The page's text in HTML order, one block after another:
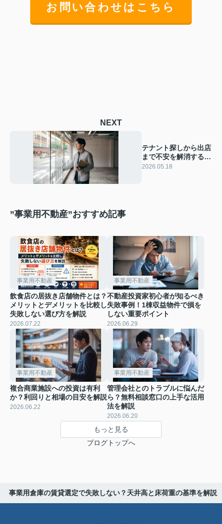
お問い合わせはこちら
NEXT
テナント探しから出店
まで不安を解消する手
順は？初めてでも失敗
2026.05.18
”事業用不動産”おすすめ記事
事業用不動産
飲食店の居抜き店舗物件とは？
メリットとデメリットを比較し
失敗しない選び方を解説
2026.07.22
事業用不動産
不動産投資家初心者が知るべき
失敗事例！1棟収益物件で損を
しない重要ポイント
2026.06.29
事業用不動産
複合商業施設への投資は有利
か？利回りと相場の目安を解説
2026.06.22
事業用不動産
管理会社とのトラブルに悩んだ
ら？無料相談窓口の上手な活用
法を解説
2026.06.20
もっと見る
ブログトップへ
事業用倉庫の賃貸選定で失敗しない？天井高と床荷重の基準を解説